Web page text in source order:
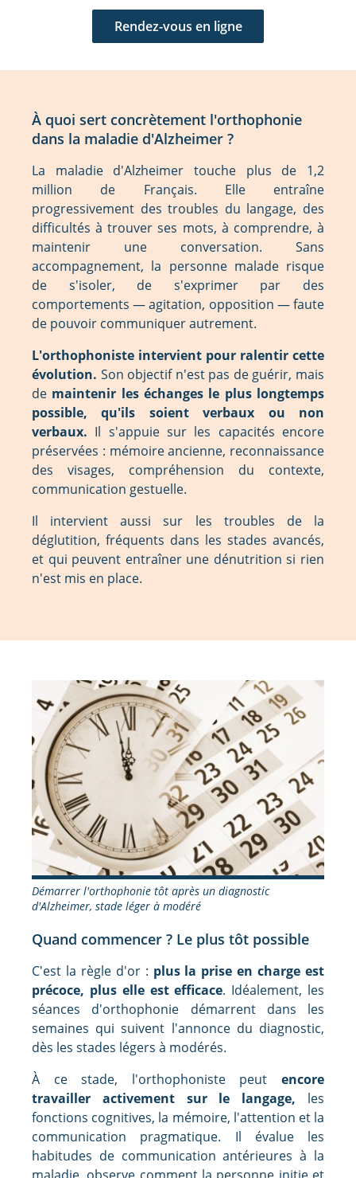
Rendez-vous en ligne
À quoi sert concrètement l'orthophonie
dans la maladie d'Alzheimer ?
La maladie d'Alzheimer touche plus de 1,2
million de Français. Elle entraîne
progressivement des troubles du langage, des
difficultés à trouver ses mots, à comprendre, à
maintenir une conversation. Sans
accompagnement, la personne malade risque
de s'isoler, de s'exprimer par des
comportements — agitation, opposition — faute
de pouvoir communiquer autrement.
L'orthophoniste intervient pour ralentir cette
évolution. Son objectif n'est pas de guérir, mais
de maintenir les échanges le plus longtemps
possible, qu'ils soient verbaux ou non
verbaux. Il s'appuie sur les capacités encore
préservées : mémoire ancienne, reconnaissance
des visages, compréhension du contexte,
communication gestuelle.
Il intervient aussi sur les troubles de la
déglutition, fréquents dans les stades avancés,
et qui peuvent entraîner une dénutrition si rien
n'est mis en place.
Quand commencer ? Le plus tôt possible
C'est la règle d'or : plus la prise en charge est
précoce, plus elle est efficace. Idéalement, les
séances d'orthophonie démarrent dans les
semaines qui suivent l'annonce du diagnostic,
dès les stades légers à modérés.
À ce stade, l'orthophoniste peut encore
travailler activement sur le langage, les
fonctions cognitives, la mémoire, l'attention et la
communication pragmatique. Il évalue les
habitudes de communication antérieures à la
Démarrer l'orthophonie tôt après un diagnostic
d'Alzheimer, stade léger à modéré